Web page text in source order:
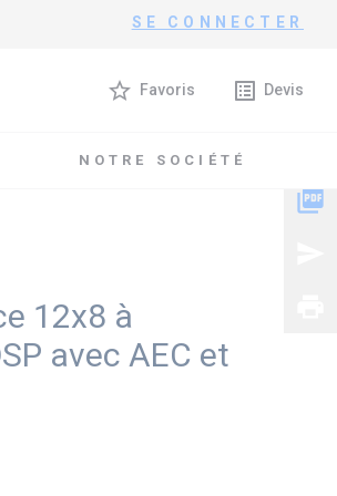
SE CONNECTER
star_border Favoris list_alt Devis
NOTRE SOCIÉTÉ
12x8 à
avec AEC et
picture_as_pdf